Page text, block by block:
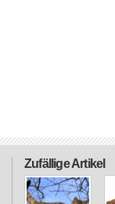
Zufällige Artikel